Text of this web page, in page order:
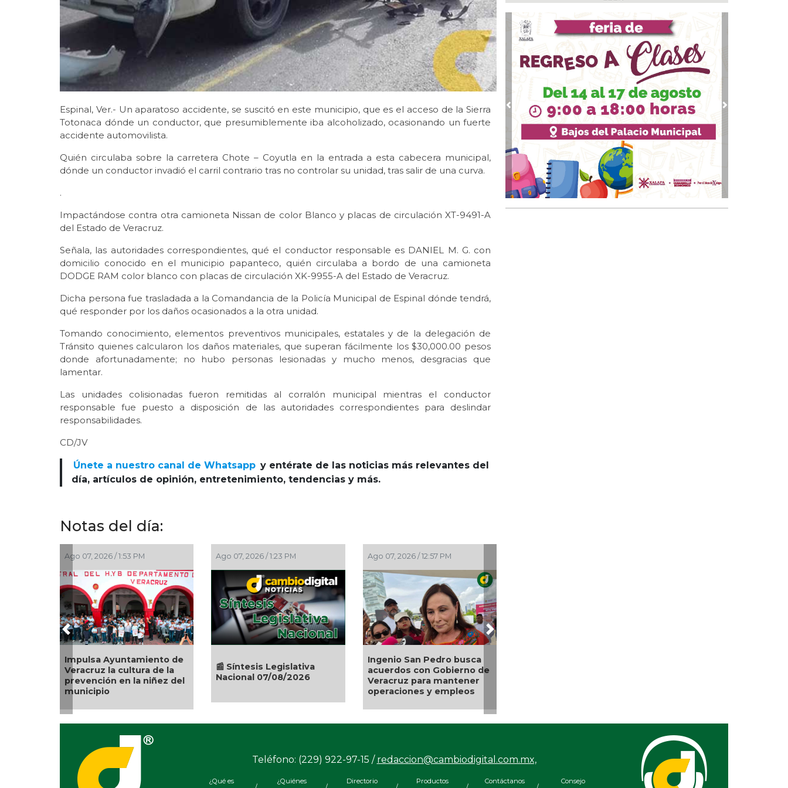
Espinal, Ver.- Un aparatoso accidente, se suscitó en este municipio, que es el acceso de la Sierra
Totonaca dónde un conductor, que presumiblemente iba alcoholizado, ocasionando un fuerte
accidente automovilista.
Quién circulaba sobre la carretera Chote – Coyutla en la entrada a esta cabecera municipal,
dónde un conductor invadió el carril contrario tras no controlar su unidad, tras salir de una curva.
.
Impactándose contra otra camioneta Nissan de color Blanco y placas de circulación XT-9491-A
del Estado de Veracruz.
Señala, las autoridades correspondientes, qué el conductor responsable es DANIEL M. G. con
domicilio conocido en el municipio papanteco, quién circulaba a bordo de una camioneta
DODGE RAM color blanco con placas de circulación XK-9955-A del Estado de Veracruz.
Dicha persona fue trasladada a la Comandancia de la Policía Municipal de Espinal dónde tendrá,
qué responder por los daños ocasionados a la otra unidad.
Tomando conocimiento, elementos preventivos municipales, estatales y de la delegación de
Tránsito quienes calcularon los daños materiales, que superan fácilmente los $30,000.00 pesos
donde afortunadamente; no hubo personas lesionadas y mucho menos, desgracias que
lamentar.
Las unidades colisionadas fueron remitidas al corralón municipal mientras el conductor
responsable fue puesto a disposición de las autoridades correspondientes para deslindar
responsabilidades.
CD/JV
Únete a nuestro canal de Whatsapp y entérate de las noticias más relevantes del
día, artículos de opinión, entretenimiento, tendencias y más.
Notas del día:
Ago 07, 2026 / 12:57 PM
Ingenio San Pedro busca
acuerdos con Gobierno de
Veracruz para mantener
operaciones y empleos
Ago 07, 2026 / 12:49 PM
Localizan e inhabilitan dos
tomas clandestinas y
desmantelan cámaras de
Tuxpan
Ago 07, 2026 / 11:52 AM
Cerveza: cinco siglos de
historia en nuestro país
operó con éxito a paciente
Previous Next
no tener contacto con edil desaforado
Ago 07, 2026 / 10:50
Se le suman más homicidios a un peligroso
delincuente en Papantla
Ago 07, 2026 / 09:45
🤑💸¿Cuál es el precio del dólar este 07 de
agosto?
Ago 07, 2026 / 09:38
Filosofía de Foucault
Ago 07, 2026 / 09:34
Hacia una definición de “periodista”
Ago 07, 2026 / 09:24
Municipio arrancará primera etapa de
rehabilitación en el boulevard 5 de febrero
Previous Next